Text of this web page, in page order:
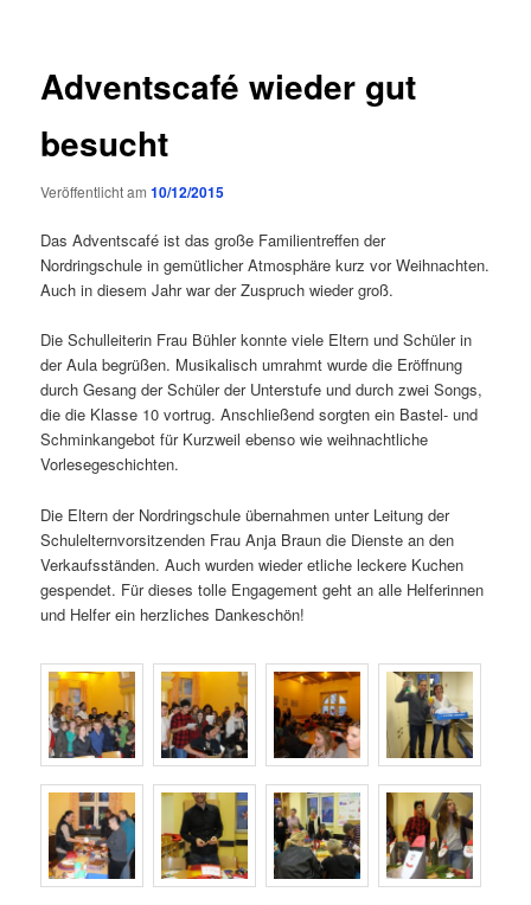
Adventscafé wieder gut
besucht
Veröffentlicht am10/12/2015
Das Adventscafé ist das große Familientreffen der
Nordringschule in gemütlicher Atmosphäre kurz vor Weihnachten.
Auch in diesem Jahr war der Zuspruch wieder groß.
Die Schulleiterin Frau Bühler konnte viele Eltern und Schüler in
der Aula begrüßen. Musikalisch umrahmt wurde die Eröffnung
durch Gesang der Schüler der Unterstufe und durch zwei Songs,
die die Klasse 10 vortrug. Anschließend sorgten ein Bastel- und
Schminkangebot für Kurzweil ebenso wie weihnachtliche
Vorlesegeschichten.
Die Eltern der Nordringschule übernahmen unter Leitung der
Schulelternvorsitzenden Frau Anja Braun die Dienste an den
Verkaufsständen. Auch wurden wieder etliche leckere Kuchen
gespendet. Für dieses tolle Engagement geht an alle Helferinnen
und Helfer ein herzliches Dankeschön!